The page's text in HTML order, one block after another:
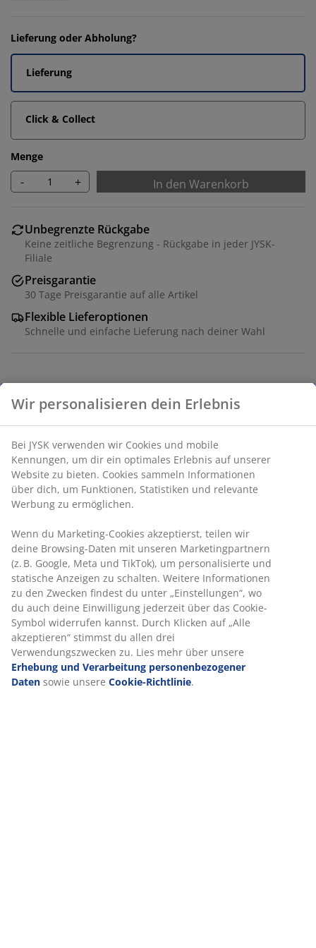
Lieferung oder Abholung?
Lieferung
Click & Collect
Menge
- + In den Warenkorb
Unbegrenzte Rückgabe
Keine zeitliche Begrenzung - Rückgabe in jeder JYSK-
Filiale
Preisgarantie
30 Tage Preisgarantie auf alle Artikel
Flexible Lieferoptionen
Schnelle und einfache Lieferung nach deiner Wahl
klassischen weißen Farbe. Sie bietet die Optik einer
echten Blume und ist dabei vollkommen pflegeleicht.
Ideal, um sie einzeln oder als Teil eines größeren
Straußes zu präsentieren. H46 cm
Artikelnummer: 4912954
Produkteigenschaften
Bewertungen
(0)
Lieferung
Wir personalisieren dein Erlebnis
Bei JYSK verwenden wir Cookies und mobile
Kennungen, um dir ein optimales Erlebnis auf unserer
Website zu bieten. Cookies sammeln Informationen
über dich, um Funktionen, Statistiken und relevante
Werbung zu ermöglichen.
Wenn du Marketing-Cookies akzeptierst, teilen wir
deine Browsing-Daten mit unseren Marketingpartnern
(z. B. Google, Meta und TikTok), um personalisierte und
statische Anzeigen zu schalten. Weitere Informationen
zu den Zwecken findest du unter „Einstellungen“, wo
du auch deine Einwilligung jederzeit über das Cookie-
Symbol widerrufen kannst. Durch Klicken auf „Alle
akzeptieren“ stimmst du allen drei
Verwendungszwecken zu. Lies mehr über unsere
Erhebung und Verarbeitung personenbezogener
Daten sowie unsere Cookie-Richtlinie.